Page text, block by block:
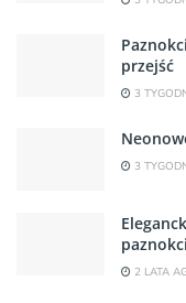
przejść
3
3
2 LATA